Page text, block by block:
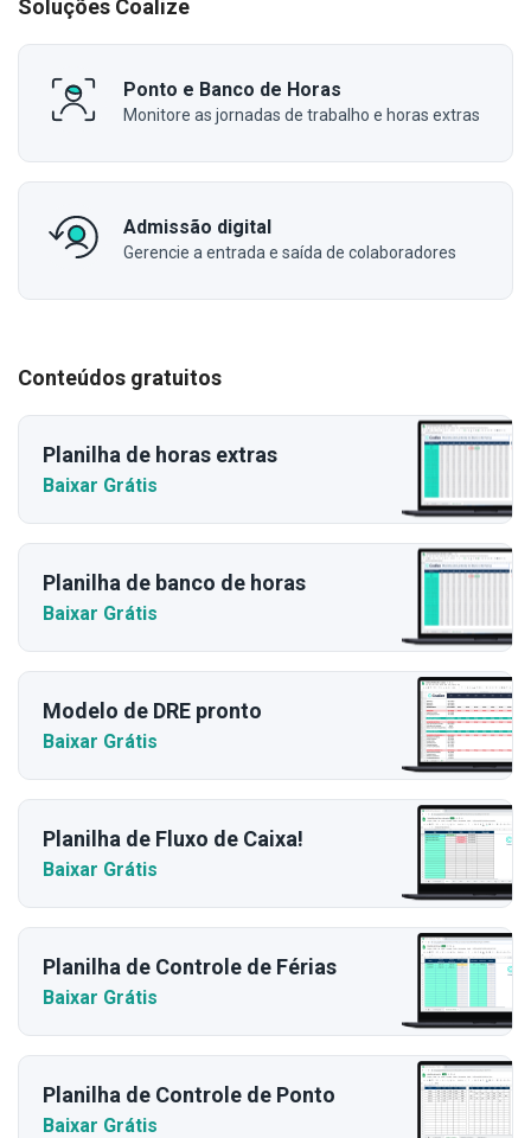
Soluções Coalize
Ponto e Banco de Horas
Monitore as jornadas de trabalho e horas extras
Admissão digital
Gerencie a entrada e saída de colaboradores
Conteúdos gratuitos
Planilha de horas extras
Baixar Grátis
Planilha de banco de horas
Baixar Grátis
Modelo de DRE pronto
Baixar Grátis
Planilha de Fluxo de Caixa!
Baixar Grátis
Planilha de Controle de Férias
Baixar Grátis
Planilha de Controle de Ponto
Baixar Grátis